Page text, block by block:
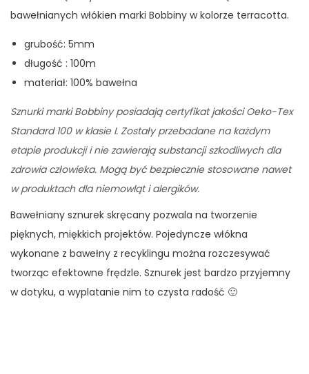
bawełnianych włókien marki Bobbiny w kolorze terracotta.
grubość: 5mm
długość : 100m
materiał: 100% bawełna
Sznurki marki Bobbiny posiadają certyfikat jakości Oeko-Tex
Standard 100 w klasie I. Zostały przebadane na każdym
etapie produkcji i nie zawierają substancji szkodliwych dla
zdrowia człowieka. Mogą być bezpiecznie stosowane nawet
w produktach dla niemowląt i alergików.
Bawełniany sznurek skręcany pozwala na tworzenie
pięknych, miękkich projektów. Pojedyncze włókna
wykonane z bawełny z recyklingu można rozczesywać
tworząc efektowne frędzle. Sznurek jest bardzo przyjemny
w dotyku, a wyplatanie nim to czysta radość 🙂